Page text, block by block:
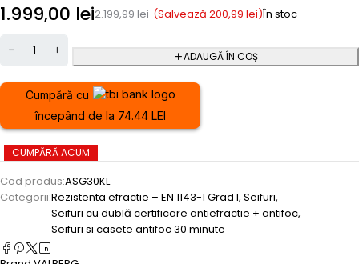
2.199,99lei
1.999,00 lei (Salvează 200,99 lei)În stoc
ADAUGĂ ÎN COȘ
Cumpără cu
începând de la 74.44 LEI
CUMPĂRĂ ACUM
Cod produs:ASG30KL
Categorii:Rezistenta efractie – EN 1143-1 Grad I, Seifuri,
Seifuri cu dublă certificare antiefractie + antifoc,
Seifuri si casete antifoc 30 minute